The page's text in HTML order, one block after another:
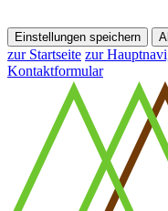
Einstellungen speichern
zur Startseite zur
Kontaktformular